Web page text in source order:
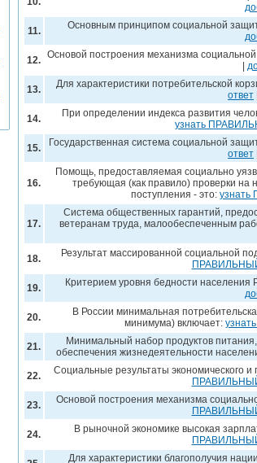
11. Основным принципом социальной
12. Основой построения механизма
13. Для характеристики потребительской
ответ
14.
При определении индекса развития
узнать
15. Государственная система социальной
ответ
16.
Помощь, предоставляемая социально
требующая (как правило) проверки на
поступления - это:
17.
Система общественных гарантий,
ветеранам труда, малообеспеченным
18. Результат массированной социальной
19. Критерием уровня бедности населения
20.
В России минимальная
минимума) включает:
21.
Минимальный набор продуктов
обеспечения жизнедеятельности
22. Социальные результаты экономического
23. Основой построения механизма
24. В рыночной экономике высокая
Для характеристики благополучия